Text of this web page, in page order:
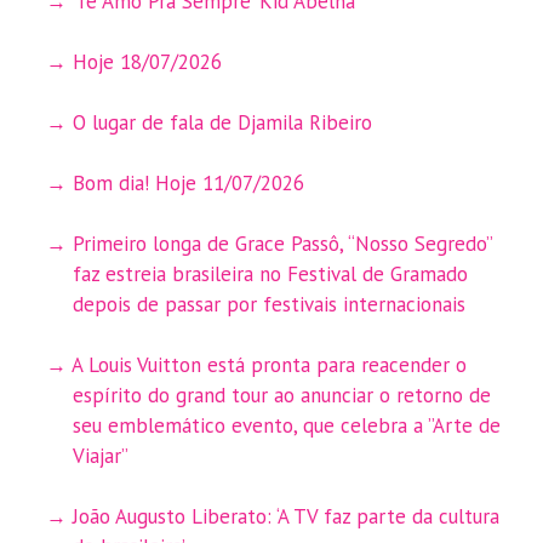
Hoje 18/07/2026
O lugar de fala de Djamila Ribeiro
Bom dia! Hoje 11/07/2026
Primeiro longa de Grace Passô, “Nosso Segredo”
faz estreia brasileira no Festival de Gramado
depois de passar por festivais internacionais
A Louis Vuitton está pronta para reacender o
espírito do grand tour ao anunciar o retorno de
seu emblemático evento, que celebra a ”Arte de
Viajar”
João Augusto Liberato: ‘A TV faz parte da cultura